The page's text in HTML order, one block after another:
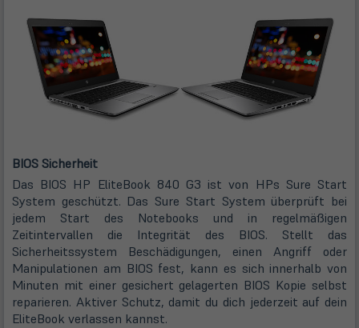
BIOS Sicherheit
Das BIOS HP EliteBook 840 G3 ist von HPs Sure Start
System geschützt. Das Sure Start System überprüft bei
jedem Start des Notebooks und in regelmäßigen
Zeitintervallen die Integrität des BIOS. Stellt das
Sicherheitssystem Beschädigungen, einen Angriff oder
Manipulationen am BIOS fest, kann es sich innerhalb von
Minuten mit einer gesichert gelagerten BIOS Kopie selbst
reparieren. Aktiver Schutz, damit du dich jederzeit auf dein
EliteBook verlassen kannst.